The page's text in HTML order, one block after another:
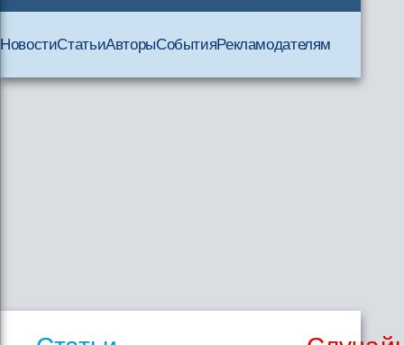
НовостиСтатьиАвторыСобытияРекламодателям